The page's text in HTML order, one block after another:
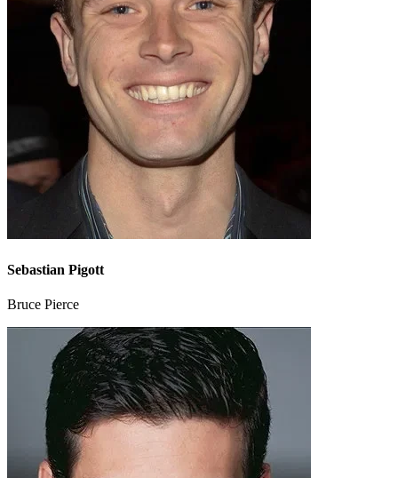
Sebastian Pigott
Bruce Pierce